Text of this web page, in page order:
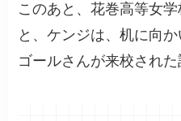
このあと、花巻高等女
と、ケンジは、机に向
ゴールさんが来校された